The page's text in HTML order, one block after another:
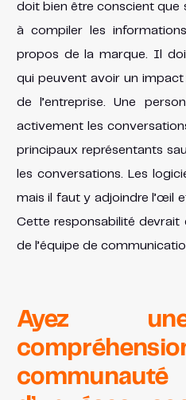
doit bien être conscient que
à compiler les
propos de la marque. Il
qui peuvent avoir un impact
de l’entreprise. Une
activement les
principaux représentants
les conversations. Les
mais il faut y adjoindre l’œil
Cette responsabilité
de l’équipe de
Ayez
communauté